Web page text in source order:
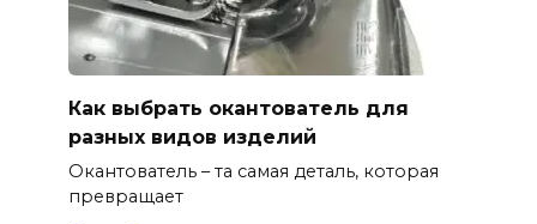
Как выбрать окантователь для
разных видов изделий
Окантователь – та самая деталь, которая
превращает